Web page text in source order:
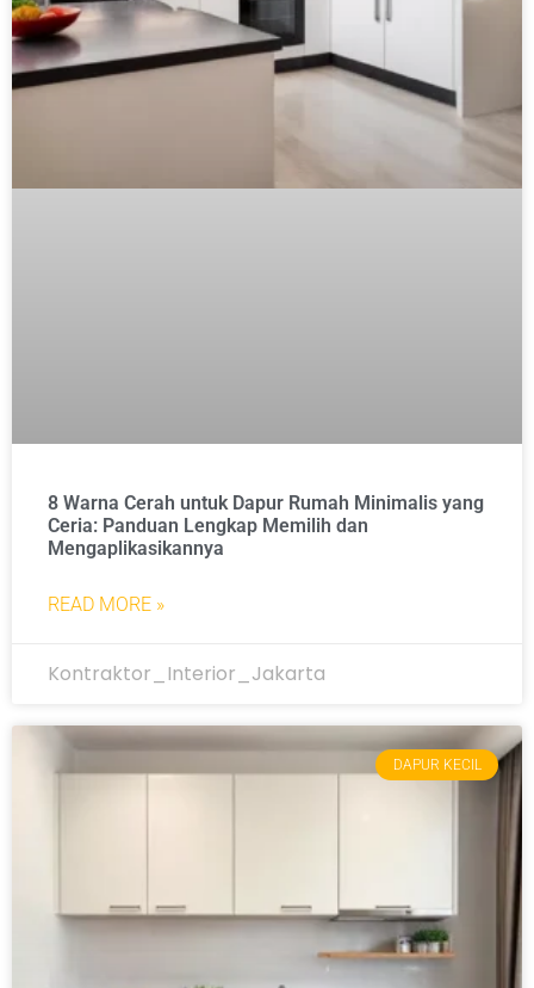
8 Warna Cerah untuk Dapur Rumah Minimalis yang
Ceria: Panduan Lengkap Memilih dan
Mengaplikasikannya
READ MORE »
Kontraktor_Interior_Jakarta
DAPUR KECIL